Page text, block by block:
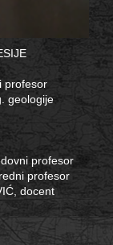
profesor
geologije
profesor
profesor
docent